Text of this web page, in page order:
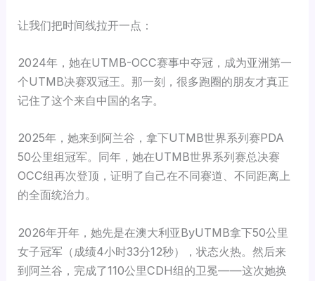
让我们把时间线拉开一点：
2024年，她在UTMB-OCC赛事中夺冠，成为亚洲第一
个UTMB决赛双冠王。那一刻，很多跑圈的朋友才真正
记住了这个来自中国的名字。
2025年，她来到阿兰谷，拿下UTMB世界系列赛PDA
50公里组冠军。同年，她在UTMB世界系列赛总决赛
OCC组再次登顶，证明了自己在不同赛道、不同距离上
的全面统治力。
2026年开年，她先是在澳大利亚ByUTMB拿下50公里
女子冠军（成绩4小时33分12秒），状态火热。然后来
到阿兰谷，完成了110公里CDH组的卫冕——这次她换